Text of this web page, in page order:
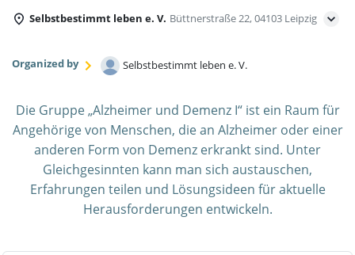
Selbstbestimmt leben e. V. Büttnerstraße 22, 04103 Leipzig
Organized by Selbstbestimmt leben e. V.
Die Gruppe „Alzheimer und Demenz I“ ist ein Raum für
Angehörige von Menschen, die an Alzheimer oder einer
anderen Form von Demenz erkrankt sind. Unter
Gleichgesinnten kann man sich austauschen,
Erfahrungen teilen und Lösungsideen für aktuelle
Herausforderungen entwickeln.